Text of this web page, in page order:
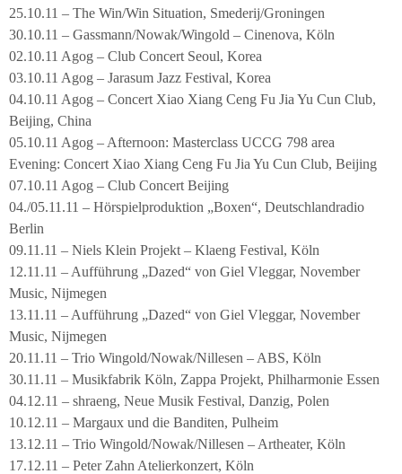
25.10.11 – The Win/Win Situation, Smederij/Groningen
30.10.11 – Gassmann/Nowak/Wingold – Cinenova, Köln
02.10.11 Agog – Club Concert Seoul, Korea
03.10.11 Agog – Jarasum Jazz Festival, Korea
04.10.11 Agog – Concert Xiao Xiang Ceng Fu Jia Yu Cun Club,
Beijing, China
05.10.11 Agog – Afternoon: Masterclass UCCG 798 area
Evening: Concert Xiao Xiang Ceng Fu Jia Yu Cun Club, Beijing
07.10.11 Agog – Club Concert Beijing
04./05.11.11 – Hörspielproduktion „Boxen“, Deutschlandradio
Berlin
09.11.11 – Niels Klein Projekt – Klaeng Festival, Köln
12.11.11 – Aufführung „Dazed“ von Giel Vleggar, November
Music, Nijmegen
13.11.11 – Aufführung „Dazed“ von Giel Vleggar, November
Music, Nijmegen
20.11.11 – Trio Wingold/Nowak/Nillesen – ABS, Köln
30.11.11 – Musikfabrik Köln, Zappa Projekt, Philharmonie Essen
04.12.11 – shraeng, Neue Musik Festival, Danzig, Polen
10.12.11 – Margaux und die Banditen, Pulheim
13.12.11 – Trio Wingold/Nowak/Nillesen – Artheater, Köln
17.12.11 – Peter Zahn Atelierkonzert, Köln